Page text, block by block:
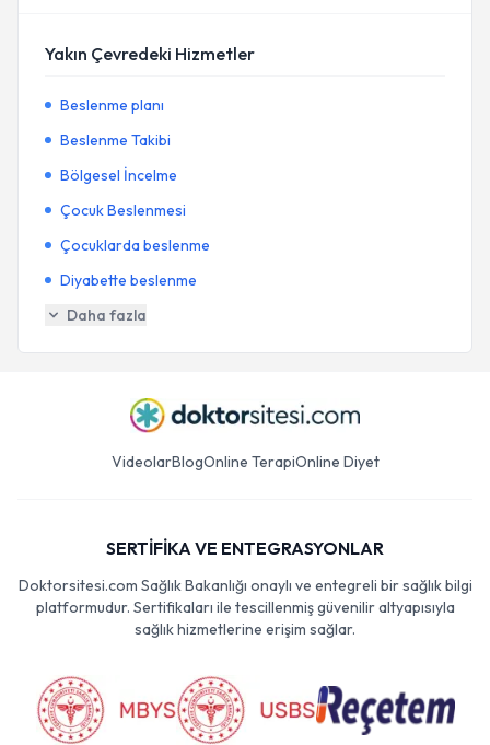
Yakın Çevredeki Hizmetler
Beslenme planı
Beslenme Takibi
Bölgesel İncelme
Çocuk Beslenmesi
Çocuklarda beslenme
Diyabette beslenme
Daha fazla
VideolarBlogOnline TerapiOnline Diyet
SERTİFİKA VE ENTEGRASYONLAR
Doktorsitesi.com Sağlık Bakanlığı onaylı ve entegreli bir sağlık bilgi
platformudur. Sertifikaları ile tescillenmiş güvenilir altyapısıyla
sağlık hizmetlerine erişim sağlar.